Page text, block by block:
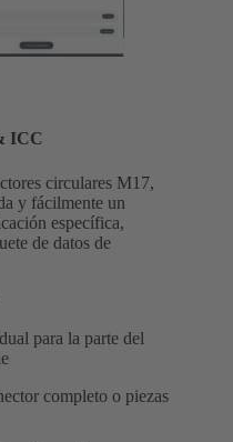
ICC
circulares M17,
y fácilmente un
específica,
de datos de
para la parte del
completo o piezas